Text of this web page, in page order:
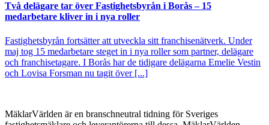
Två delägare tar över Fastighetsbyrån i Borås – 15
medarbetare kliver in i nya roller
Fastighetsbyrån fortsätter att utveckla sitt franchisenätverk. Under
maj tog 15 medarbetare steget in i nya roller som partner, delägare
och franchisetagare. I Borås har de tidigare delägarna Emelie Vestin
och Lovisa Forsman nu tagit över [...]
MäklarVärlden är en branschneutral tidning för Sveriges